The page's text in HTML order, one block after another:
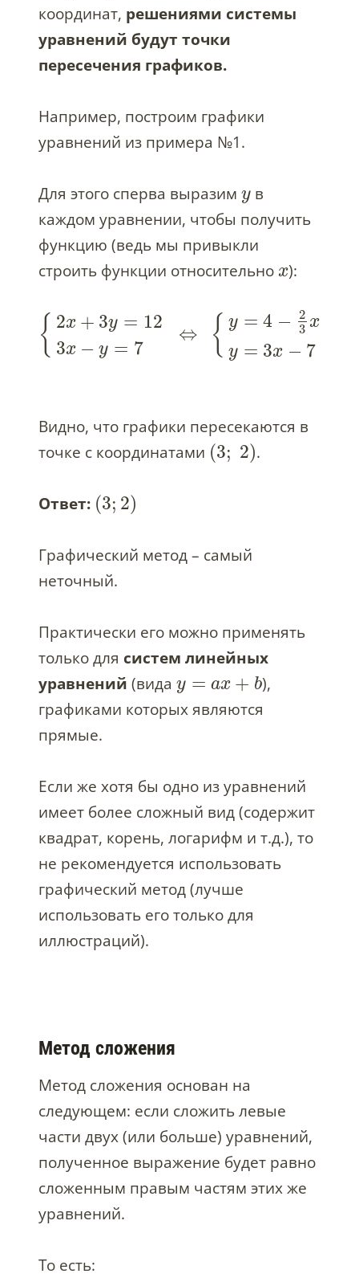
координат, решениями системы
уравнений будут точки
пересечения графиков.
Например, построим графики
уравнений из примера №1.
Для этого сперва выразим y в
каждом уравнении, чтобы получить
функцию (ведь мы привыкли
строить функции относительно x):
{ 2x + 3y = 12
3x − y = 7
⇔ { y = 4 − 2
3 x
y = 3x − 7
Видно, что графики пересекаются в
точке с координатами (3; 2).
Ответ: (3; 2)
Графический метод – самый
неточный.
Практически его можно применять
только для систем линейных
уравнений (вида y = ax + b),
графиками которых являются
прямые.
Если же хотя бы одно из уравнений
имеет более сложный вид (содержит
квадрат, корень, логарифм и т.д.), то
не рекомендуется использовать
графический метод (лучше
использовать его только для
иллюстраций).
Метод сложения
Метод сложения основан на
следующем: если сложить левые
части двух (или больше) уравнений,
полученное выражение будет равно
сложенным правым частям этих же
уравнений.
То есть: